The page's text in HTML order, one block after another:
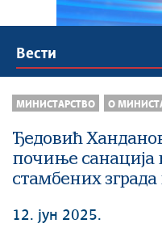
Вести
МИНИСТАРСТВО О
Ђедовић
почиње санација
стамбених
12. јун 2025.